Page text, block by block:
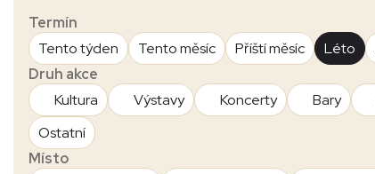
Termín
Tento týden
Tento měsíc Příští měsíc Léto
Druh akce
Kultura
Výstavy Koncerty Bary
Ostatní
Místo